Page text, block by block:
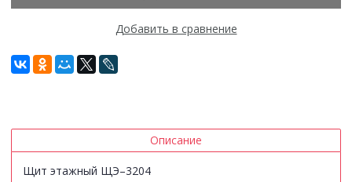
Добавить в сравнение
Описание
Щит этажный ЩЭ–3204